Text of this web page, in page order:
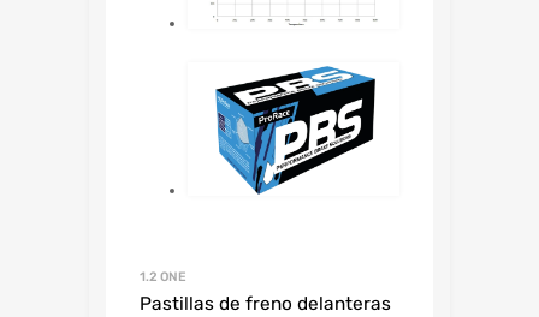
1.2 ONE
Pastillas de freno delanteras